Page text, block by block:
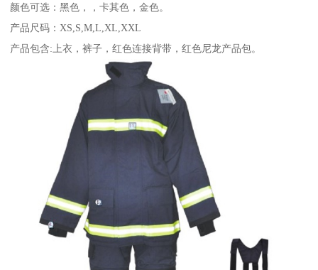
颜色可选：黑色，，卡其色，金色。
产品尺码：XS,S,M,L,XL,XXL
产品包含:上衣，裤子，红色连接背带，红色尼龙产品包。